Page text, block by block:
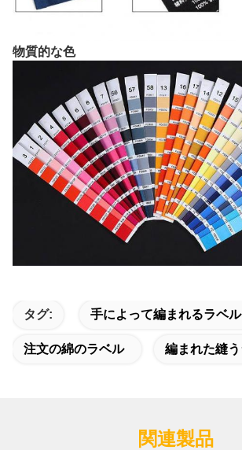
物質的な色
タグ: 手によって編まれるラベル
注文の綿のラベル 編まれた縫
関連製品